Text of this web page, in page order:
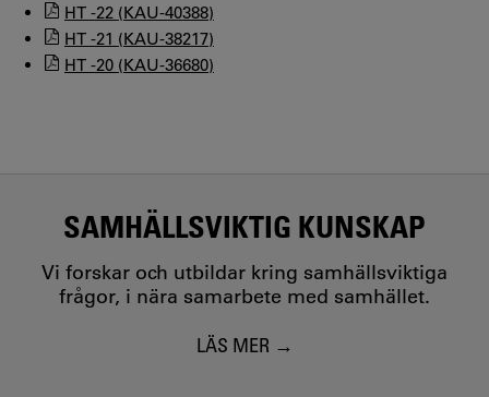
HT -22 (KAU-40388)
HT -21 (KAU-38217)
HT -20 (KAU-36680)
SAMHÄLLSVIKTIG KUNSKAP
Vi forskar och utbildar kring samhällsviktiga
frågor, i nära samarbete med samhället.
LÄS MER